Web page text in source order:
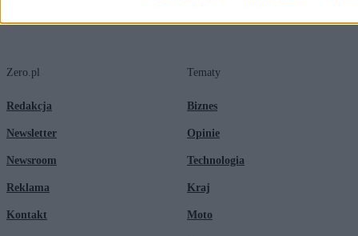
Zero.pl
Redakcja
Newsletter
Newsroom
Reklama
Kontakt
Tematy
Biznes
Opinie
Technologia
Kraj
Moto